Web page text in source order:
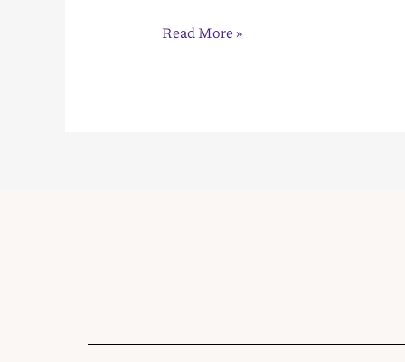
Read More »